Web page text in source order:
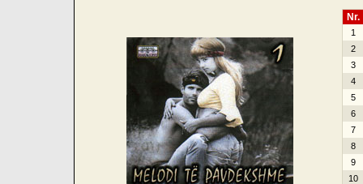
Nr.
1
2
3
4
5
6
7
8
9
10